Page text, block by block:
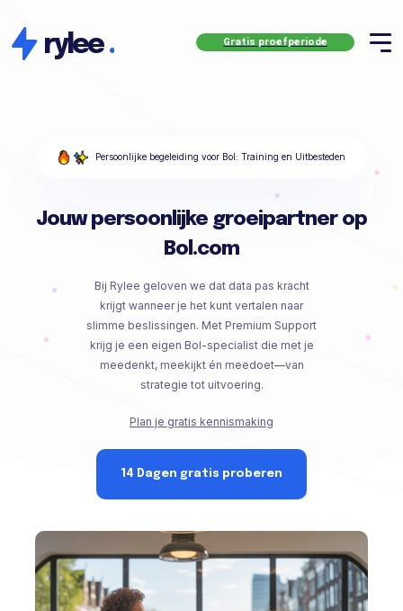
rylee. Gratis proefperiode
Persoonlijke begeleiding voor Bol: Training en Uitbesteden
Jouw persoonlijke groeipartner op
Bol.com
Bij Rylee geloven we dat data pas kracht
krijgt wanneer je het kunt vertalen naar
slimme beslissingen. Met Premium Support
krijg je een eigen Bol-specialist die met je
meedenkt, meekijkt én meedoet—van
strategie tot uitvoering.
Plan je gratis kennismaking
14 Dagen gratis proberen